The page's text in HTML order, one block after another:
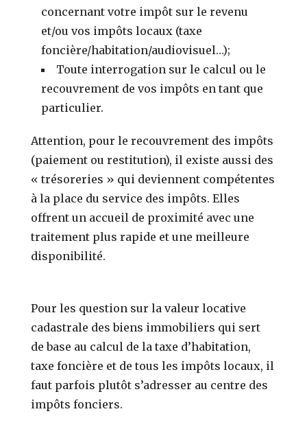
concernant votre impôt sur le revenu
et/ou vos impôts locaux (taxe
foncière/habitation/audiovisuel…);
Toute interrogation sur le calcul ou le
recouvrement de vos impôts en tant que
particulier.
Attention, pour le recouvrement des impôts
(paiement ou restitution), il existe aussi des
« trésoreries » qui deviennent compétentes
à la place du service des impôts. Elles
offrent un accueil de proximité avec une
traitement plus rapide et une meilleure
disponibilité.
Pour les question sur la valeur locative
cadastrale des biens immobiliers qui sert
de base au calcul de la taxe d’habitation,
taxe foncière et de tous les impôts locaux, il
faut parfois plutôt s’adresser au centre des
impôts fonciers.